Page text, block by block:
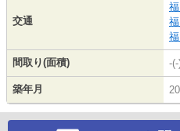
交通
間取り(面積) -
築年月